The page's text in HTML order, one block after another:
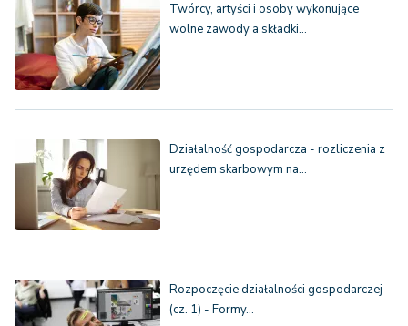
Twórcy, artyści i osoby wykonujące
wolne zawody a składki…
Działalność gospodarcza - rozliczenia z
urzędem skarbowym na…
Rozpoczęcie działalności gospodarczej
(cz. 1) - Formy…